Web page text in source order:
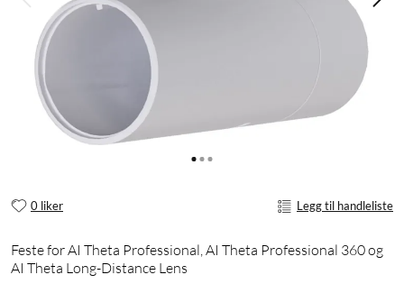
0 liker Legg til handleliste
Feste for AI Theta Professional, AI Theta Professional 360 og
AI Theta Long-Distance Lens